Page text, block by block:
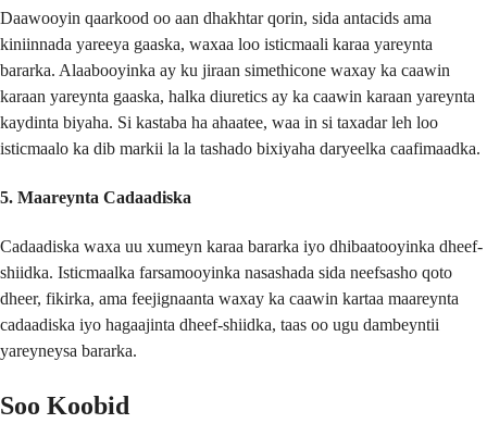
Daawooyin qaarkood oo aan dhakhtar qorin, sida antacids ama
kiniinnada yareeya gaaska, waxaa loo isticmaali karaa yareynta
bararka. Alaabooyinka ay ku jiraan simethicone waxay ka caawin
karaan yareynta gaaska, halka diuretics ay ka caawin karaan yareynta
kaydinta biyaha. Si kastaba ha ahaatee, waa in si taxadar leh loo
isticmaalo ka dib markii la la tashado bixiyaha daryeelka caafimaadka.
5. Maareynta Cadaadiska
Cadaadiska waxa uu xumeyn karaa bararka iyo dhibaatooyinka dheef-
shiidka. Isticmaalka farsamooyinka nasashada sida neefsasho qoto
dheer, fikirka, ama feejignaanta waxay ka caawin kartaa maareynta
cadaadiska iyo hagaajinta dheef-shiidka, taas oo ugu dambeyntii
yareyneysa bararka.
Soo Koobid